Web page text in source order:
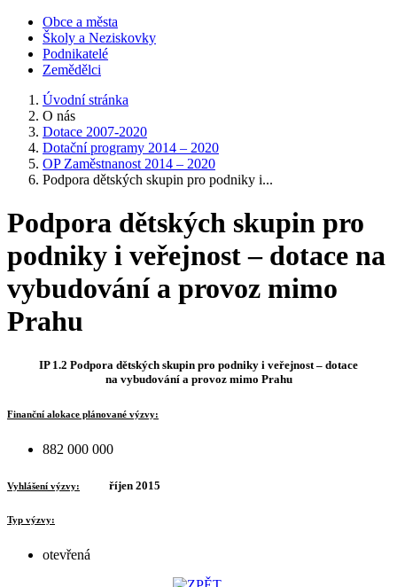
Obce a města
Školy a Neziskovky
Podnikatelé
Zemědělci
Úvodní stránka
O nás
Dotace 2007-2020
Dotační programy 2014 – 2020
OP Zaměstnanost 2014 – 2020
Podpora dětských skupin pro podniky i...
Podpora dětských skupin pro
podniky i veřejnost – dotace na
vybudování a provoz mimo
Prahu
IP 1.2 Podpora dětských skupin pro podniky i veřejnost – dotace
na vybudování a provoz mimo Prahu
Finanční alokace plánované výzvy:
882 000 000
Vyhlášení výzvy: říjen 2015
Typ výzvy:
otevřená